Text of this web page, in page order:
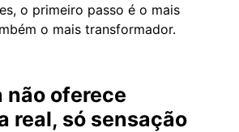
o primeiro passo é o mais
o mais transformador.
não oferece
real, só sensação